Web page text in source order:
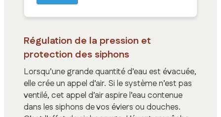
Régulation de la pression et
protection des siphons
Lorsqu’une grande quantité d’eau est évacuée,
elle crée un appel d’air. Si le système n’est pas
ventilé, cet appel d’air aspire l’eau contenue
dans les siphons de vos éviers ou douches.